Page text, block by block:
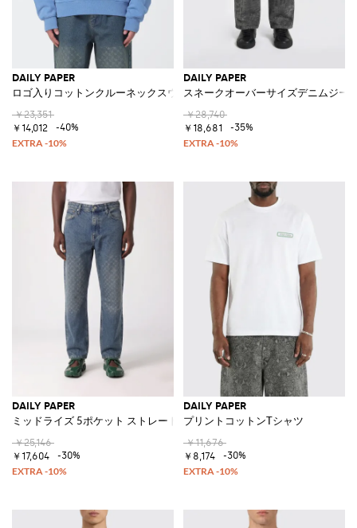
DAILY PAPER
ロゴ入りコットンクルーネックスウェットシャツ
￥23,351
￥14,012
-40%
DAILY PAPER
スネークオーバーサイズデニムジー
￥28,740
￥18,681
-35%
DAILY PAPER
ミッドライズ 5ポケット ストレートフィット ストレッチデニムジーンズ
￥25,146
￥17,604
-30%
DAILY PAPER
プリントコットンTシャツ
￥11,676
￥8,174
-30%